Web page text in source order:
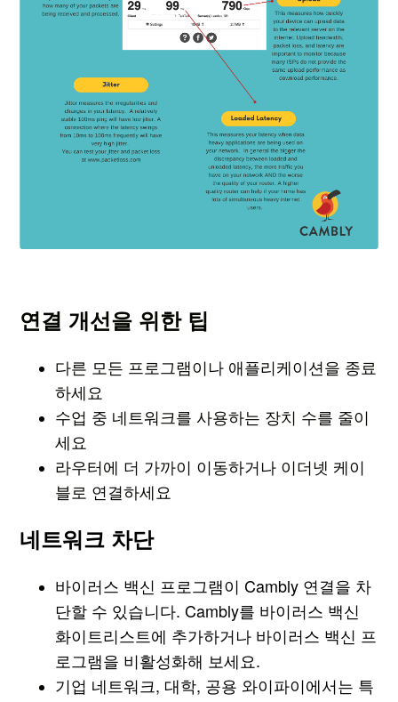
연결 개선을 위한 팁
다른 모든 프로그램이나 애플리케이션을 종료
하세요
수업 중 네트워크를 사용하는 장치 수를 줄이
세요
라우터에 더 가까이 이동하거나 이더넷 케이
블로 연결하세요
네트워크 차단
바이러스 백신 프로그램이 Cambly 연결을 차
단할 수 있습니다. Cambly를 바이러스 백신
화이트리스트에 추가하거나 바이러스 백신 프
로그램을 비활성화해 보세요.
기업 네트워크, 대학, 공용 와이파이에서는 특